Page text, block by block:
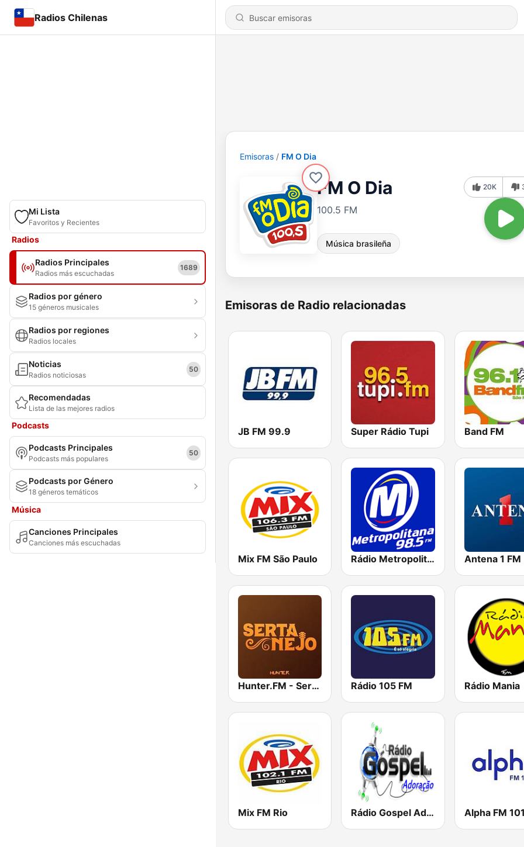
Radios Chilenas
Mi Lista
Favoritos y Recientes
Radios
Radios Principales
Radios más escuchadas
1689
Radios por género
15 géneros musicales
Radios por regiones
Radios locales
Noticias
Radios noticiosas
50
Recomendadas
Lista de las mejores radios
Podcasts
Podcasts Principales
Podcasts más populares
50
Podcasts por Género
18 géneros temáticos
Música
Canciones Principales
Canciones más escuchadas
Emisoras FM O Dia
FM O Dia
100.5 FM
Música brasileña
20K
Emisoras de Radio relacionadas
JB FM 99.9 Super Rádio Tupi Band FM
Mix FM São Paulo Rádio Metropolitana 98.5 FM Antena 1 FM
Hunter.FM - Sertanejo Rádio 105 FM Rádio Mania
Mix FM Rio Rádio Gospel Adoração Alpha FM